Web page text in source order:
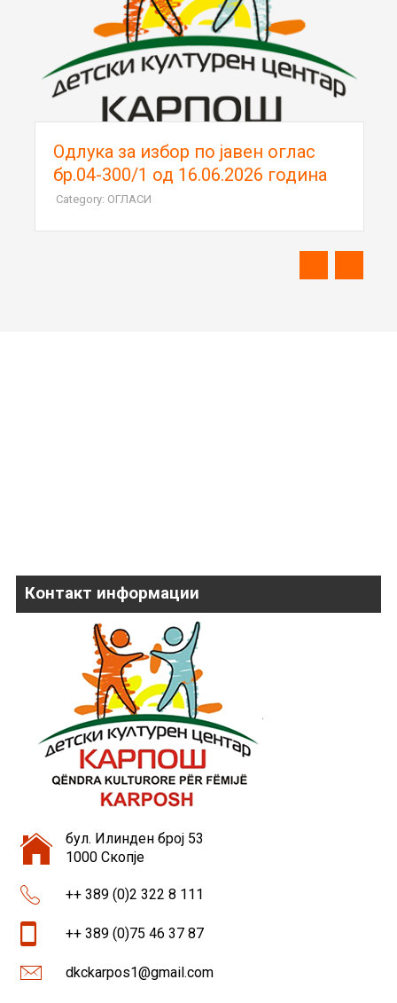
Oдлука за избор по јавен оглас
бр.04-300/1 од 16.06.2026 година
Category: ОГЛАСИ
Контакт информации
бул. Илинден број 53
1000 Скопје
++ 389 (0)2 322 8 111
++ 389 (0)75 46 37 87
dkckarpos1@gmail.com